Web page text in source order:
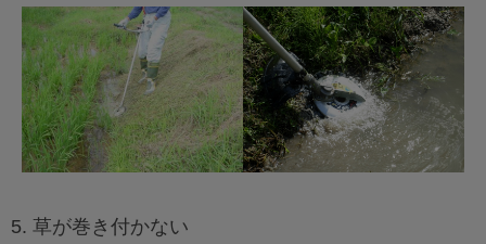
5. 草が巻き付かない